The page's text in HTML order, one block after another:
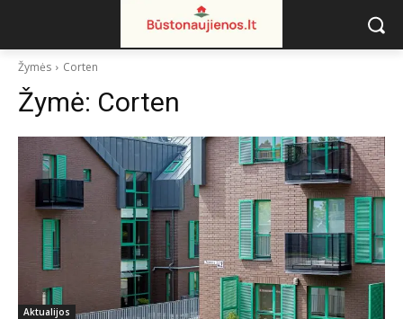
Žymės Corten
Žymė: Corten
Aktualijos